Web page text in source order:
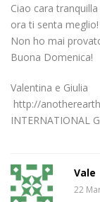
Ciao cara
ora ti senta meglio!
Non ho mai
Buona Domenica!
Valentina e Giulia
http://
INTERNATIONAL
Vale
22